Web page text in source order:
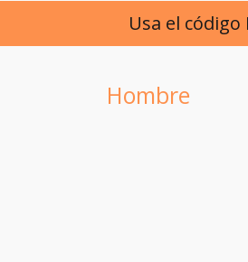
Usa el
Hombre